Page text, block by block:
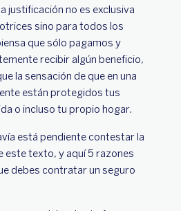
justificación no es exclusiva
sino para todos los
que sólo pagamos y
recibir algún beneficio,
la sensación de que en una
están protegidos tus
o incluso tu propio hogar.
está pendiente contestar la
este texto, y aquí 5 razones
debes contratar un seguro